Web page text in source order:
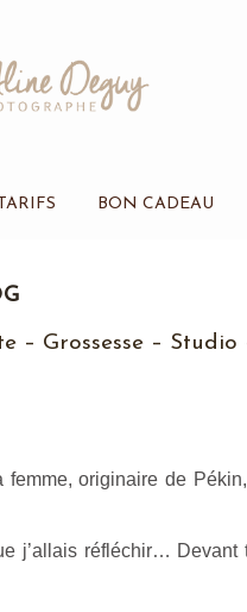
TARIFS BON CADEAU
– Grossesse – Studio
femme, originaire de
j’allais réfléchir…